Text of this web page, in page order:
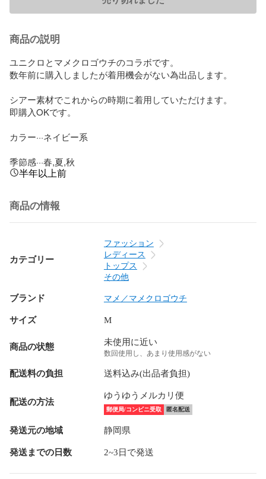
商品の説明
ユニクロとマメクロゴウチのコラボです。
数年前に購入しましたが着用機会がない為出品します。
シアー素材でこれからの時期に着用していただけます。
即購入OKです。
カラー···ネイビー系
季節感···春,夏,秋
半年以上前
商品の情報
カテゴリー
ファッション
レディース
トップス
その他
ブランド マメ／マメクロゴウチ
サイズ M
商品の状態 未使用に近い
数回使用し、あまり使用感がない
配送料の負担 送料込み(出品者負担)
配送の方法
ゆうゆうメルカリ便
郵便局/コンビニ受取 匿名配送
発送元の地域 静岡県
発送までの日数 2~3日で発送